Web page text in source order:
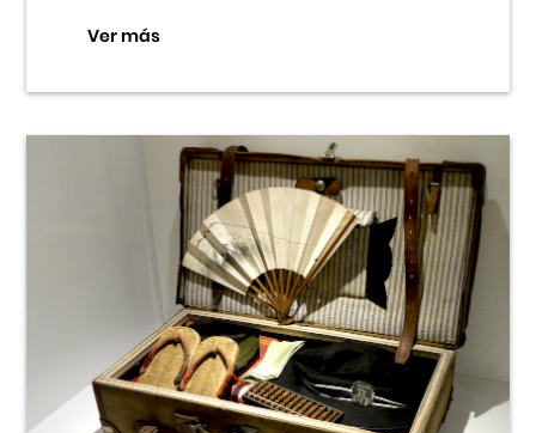
Ver más